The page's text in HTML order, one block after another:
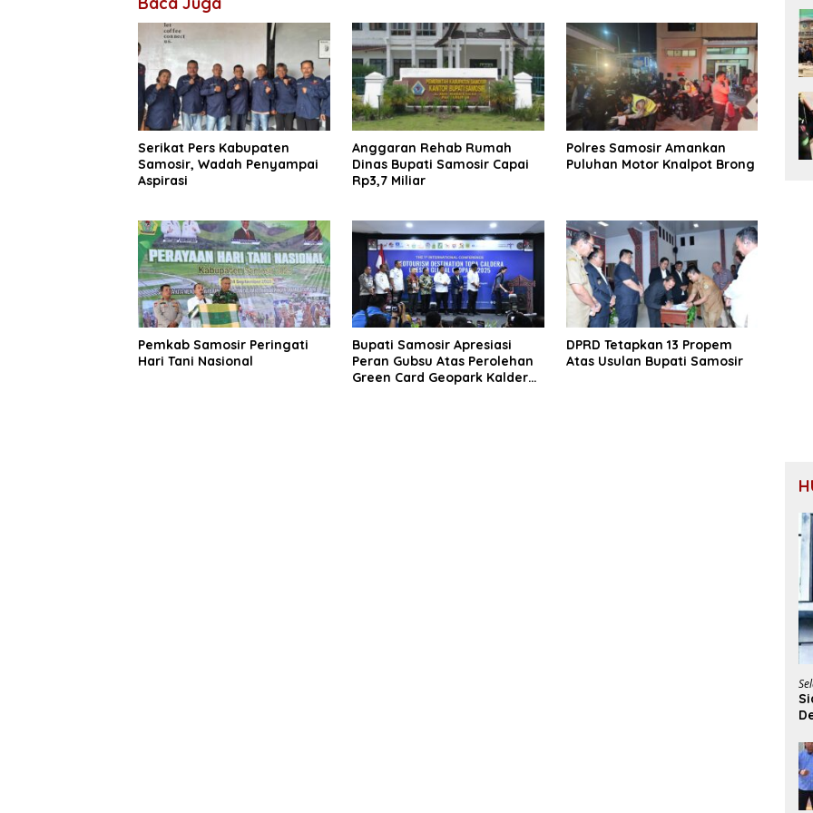
Serikat Pers Kabupaten
Samosir, Wadah Penyampai
Aspirasi
Anggaran Rehab Rumah
Dinas Bupati Samosir Capai
Rp3,7 Miliar
Polres Samosir Amankan
Puluhan Motor Knalpot Brong
Pemkab Samosir Peringati
Hari Tani Nasional
Bupati Samosir Apresiasi
Peran Gubsu Atas Perolehan
Green Card Geopark Kaldera
DPRD Tetapkan 13 Propem
Atas Usulan Bupati Samosir